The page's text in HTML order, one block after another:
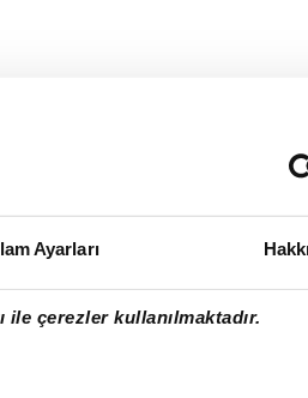
Ayarları
çerezler kullanılmaktadır.